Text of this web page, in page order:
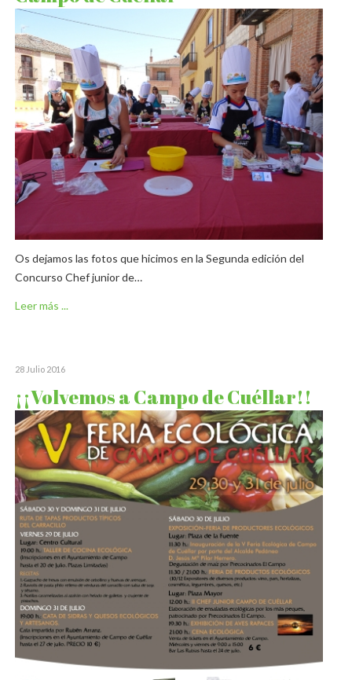
Os dejamos las fotos que hicimos en la Segunda edición del
Concurso Chef junior de…
Leer más ...
28 Julio 2016
¡¡Volvemos a Campo de Cuéllar!!